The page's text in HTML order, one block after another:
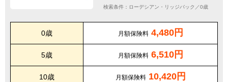
検索条件：ローデシアン・リッジバック／0歳
0歳 月額保険料 4,480円
5歳 月額保険料 6,510円
10歳 月額保険料 10,420円